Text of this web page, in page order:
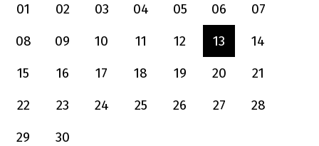
01
02 03 04 05 06
07
08
09 10 11 12 13
14
15
16 17 18 19 20
21
22
23 24 25 26 27
28
29
30